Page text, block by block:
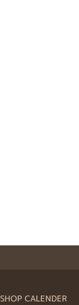
SHOP CALENDER